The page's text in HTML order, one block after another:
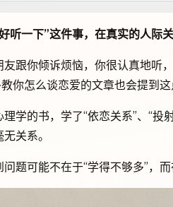
听一下”这件事，在真实的人际
跟你倾诉烦恼，你很认真地听
你怎么谈恋爱的文章也会提到
学的书，学了“依恋关系”、“
关系。
题可能不在于“学得不够多”，